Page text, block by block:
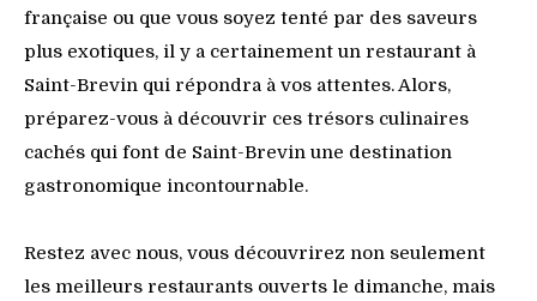
française ou que vous soyez tenté par des saveurs
plus exotiques, il y a certainement un restaurant à
Saint-Brevin qui répondra à vos attentes. Alors,
préparez-vous à découvrir ces trésors culinaires
cachés qui font de Saint-Brevin une destination
gastronomique incontournable.
Restez avec nous, vous découvrirez non seulement
les meilleurs restaurants ouverts le dimanche, mais